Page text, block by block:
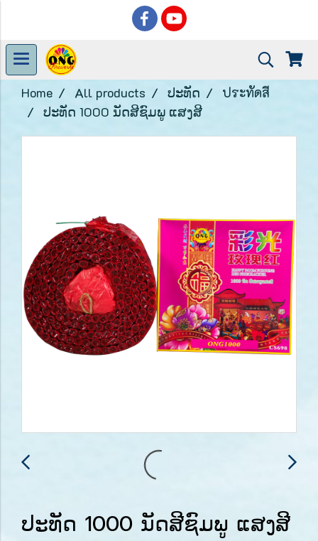
Home All products ປະທັດ
ประทัดสี
ປະທັດ 1000 ນັດສີຊົມພູ ແສງສີ
ປະທັດ 1000 ນັດສີຊົມພູ ແສງສີ